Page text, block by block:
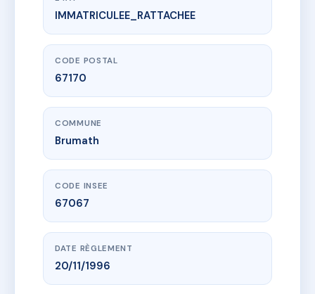
www.vme.plus/AC6691505
LES THERMES
2 r des thermes
IMMATRICULEE_RATTACHEE
CODE POSTAL
67170
COMMUNE
Brumath
CODE INSEE
67067
DATE RÈGLEMENT
20/11/1996